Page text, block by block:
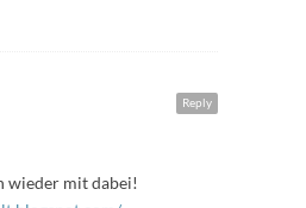
Reply
wieder mit dabei!